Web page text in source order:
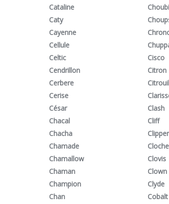
Cataline
Caty
Cayenne
Cellule
Celtic
Cendrillon
Cerbere
Cerise
César
Chacal
Chacha
Chamade
Chamallow
Chaman
Champion
Chan
Choubi
Cisco
Citron
Clash
Cliff
Clipper
Clovis
Clown
Clyde
Cobalt